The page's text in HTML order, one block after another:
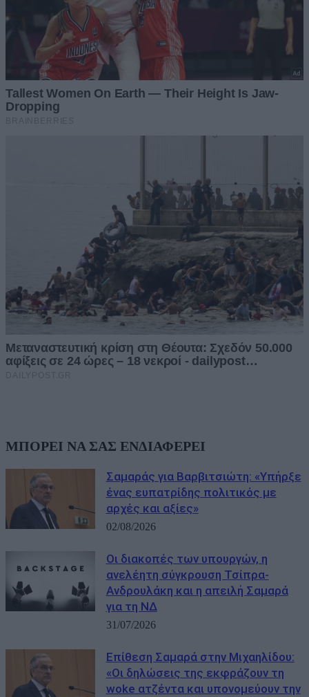
ΜΠΟΡΕΙ ΝΑ ΣΑΣ ΕΝΔΙΑΦΕΡΕΙ
Σαμαράς για Βαρβιτσιώτη: «Υπήρξε
ένας ευπατρίδης πολιτικός με
αρχές και αξίες»
02/08/2026
Οι διακοπές των υπουργών, η
ανελέητη σύγκρουση Τσίπρα-
Ανδρουλάκη και η απειλή Σαμαρά
για τη ΝΔ
31/07/2026
Eπίθεση Σαμαρά στην Μιχαηλίδου:
«Οι δηλώσεις της εκφράζουν τη
woke ατζέντα και υπονομεύουν την